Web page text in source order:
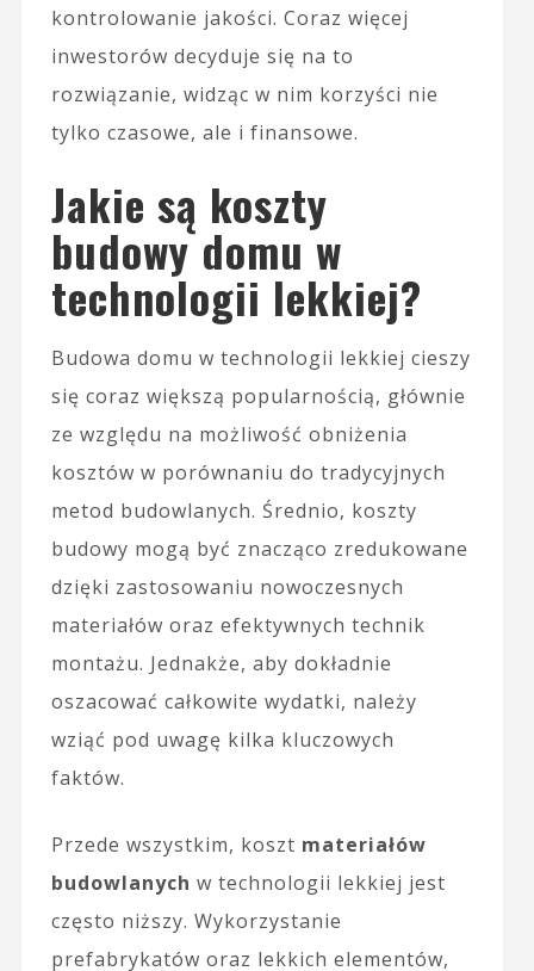
kontrolowanie jakości. Coraz więcej
inwestorów decyduje się na to
rozwiązanie, widząc w nim korzyści nie
tylko czasowe, ale i finansowe.
Jakie są koszty
budowy domu w
technologii lekkiej?
Budowa domu w technologii lekkiej cieszy
się coraz większą popularnością, głównie
ze względu na możliwość obniżenia
kosztów w porównaniu do tradycyjnych
metod budowlanych. Średnio, koszty
budowy mogą być znacząco zredukowane
dzięki zastosowaniu nowoczesnych
materiałów oraz efektywnych technik
montażu. Jednakże, aby dokładnie
oszacować całkowite wydatki, należy
wziąć pod uwagę kilka kluczowych
faktów.
Przede wszystkim, koszt materiałów
budowlanych w technologii lekkiej jest
często niższy. Wykorzystanie
prefabrykatów oraz lekkich elementów,